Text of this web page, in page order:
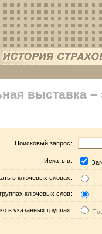
выставка –
Поисковый запрос:
Искать в:
в ключевых словах:
ключевых слов:
в указанных группах: